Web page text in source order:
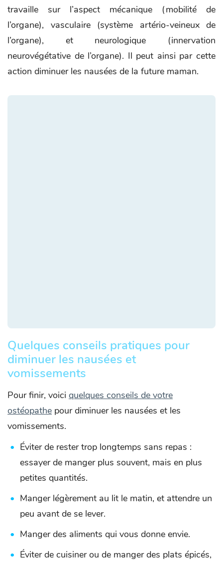
travaille sur l’aspect mécanique (mobilité de
l’organe), vasculaire (système artério-veineux de
l’organe), et neurologique (innervation
neurovégétative de l’organe). Il peut ainsi par cette
action diminuer les nausées de la future maman.
Quelques conseils pratiques pour
diminuer les nausées et
vomissements
Pour finir, voici quelques conseils de votre
ostéopathe pour diminuer les nausées et les
vomissements.
Éviter de rester trop longtemps sans repas :
essayer de manger plus souvent, mais en plus
petites quantités.
Manger légèrement au lit le matin, et attendre un
peu avant de se lever.
Manger des aliments qui vous donne envie.
Éviter de cuisiner ou de manger des plats épicés,